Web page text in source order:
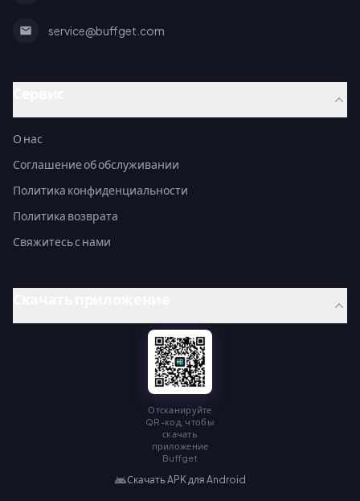
service@buffget.com
О нас
Соглашение об обслуживании
Политика конфиденциальности
Политика возврата
Свяжитесь с нами
Отсканируйте
QR-код, чтобы
скачать
приложение
Buffget
Скачать APK для Android